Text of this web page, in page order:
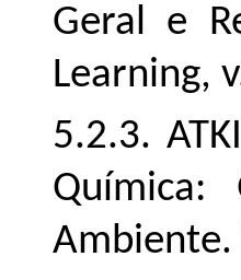
Geral e
Learning,
5.2.3.
Ambiente.